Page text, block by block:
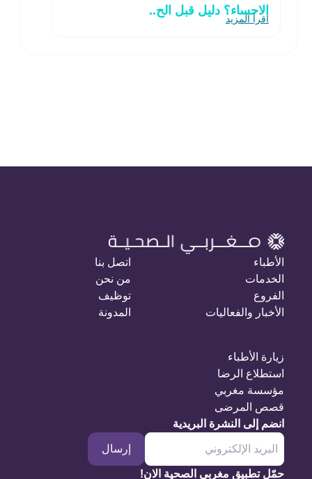
الاحساء؟ دليل قبل الح..
اقرأ المزيد
الأطباء
الخدمات
الفروع
الأخبار والفعاليات
اتصل بنا
من نحن
توظيف
المدونة
زيارة الأطباء
استطلاع الرضا
مؤسسة مغربي
قصص المرضى
انضم إلى النشرة البريدية
إرسال
حمّل تطبيق مغربي الصحية الان!